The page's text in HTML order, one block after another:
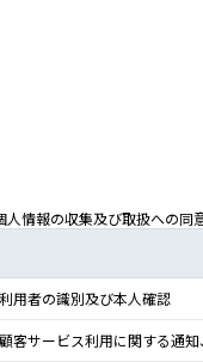
人情報の収集及び取扱への同
利用者の識別及び本人確認
顧客サービス利用に関する通